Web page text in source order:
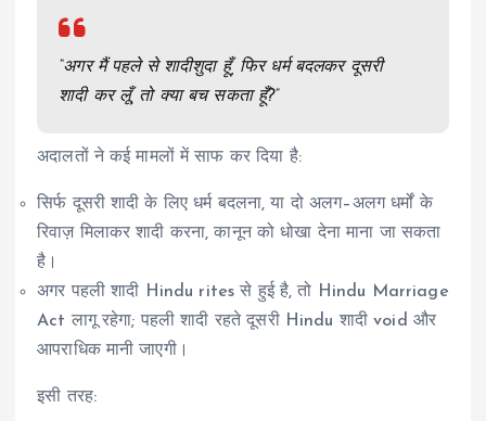
“अगर मैं पहले से शादीशुदा हूँ, फिर धर्म बदलकर दूसरी
शादी कर लूँ, तो क्या बच सकता हूँ?”
अदालतों ने कई मामलों में साफ कर दिया है:
सिर्फ दूसरी शादी के लिए धर्म बदलना, या दो अलग–अलग धर्मों के
रिवाज़ मिलाकर शादी करना, कानून को धोखा देना माना जा सकता
है।
अगर पहली शादी Hindu rites से हुई है, तो Hindu Marriage
Act लागू रहेगा; पहली शादी रहते दूसरी Hindu शादी void और
आपराधिक मानी जाएगी।
इसी तरह: